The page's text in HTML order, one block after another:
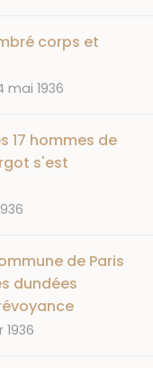
corps et
mai 1936
17 hommes de
s'est
de Paris
dundées
1936